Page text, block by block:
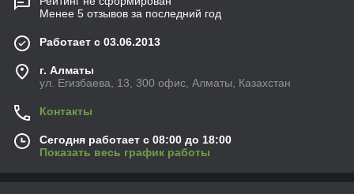
Менее 5 отзывов за последний год
Работает с 03.06.2013
г. Алматы
ул. Егизбаева, 13, 300 офис, Алматы, Казахстан
Контакты
Сегодня работает с 08:00 до 18:00
Показать весь график работы